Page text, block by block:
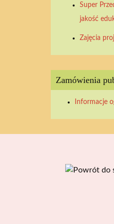
20262026
Super
jakość
Zajęcia
Zamówienia
Informacje